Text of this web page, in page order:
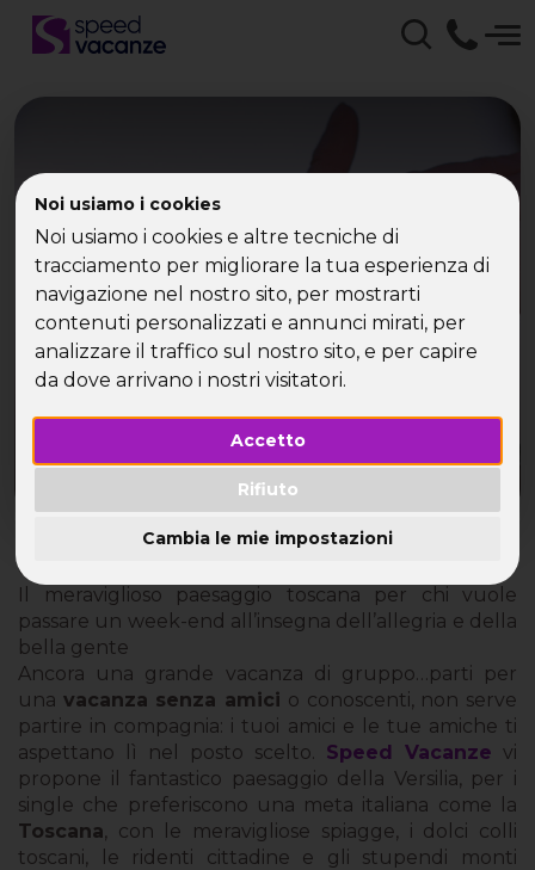
Noi usiamo i cookies
Noi usiamo i cookies e altre tecniche di
tracciamento per migliorare la tua esperienza di
navigazione nel nostro sito, per mostrarti
contenuti personalizzati e annunci mirati, per
analizzare il traffico sul nostro sito, e per capire
da dove arrivano i nostri visitatori.
Accetto
Rifiuto
Cambia le mie impostazioni
Speed Vacanze - Ponte
del 2 giugno in Versilia
Con i single, la Toscana targata Speed Vacanze
Con i single, la Toscana targata Speed Vacanze
Il meraviglioso paesaggio toscana per chi vuole
passare un week-end all’insegna dell’allegria e della
bella gente
Ancora una grande vacanza di gruppo…parti per
una vacanza senza amici o conoscenti, non serve
partire in compagnia: i tuoi amici e le tue amiche ti
aspettano lì nel posto scelto. Speed Vacanze vi
propone il fantastico paesaggio della Versilia, per i
single che preferiscono una meta italiana come la
Toscana, con le meravigliose spiagge, i dolci colli
toscani, le ridenti cittadine e gli stupendi monti